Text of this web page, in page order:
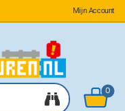
Mijn Account
0